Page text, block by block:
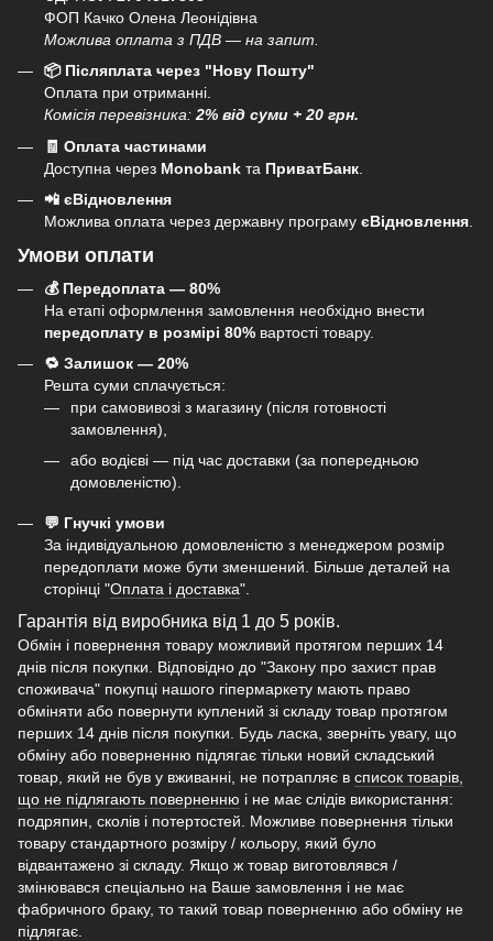
ФОП Качко Олена Леонідівна
Можлива оплата з ПДВ — на запит.
📦 Післяплата через "Нову Пошту"
Оплата при отриманні.
Комісія перевізника:2% від суми + 20 грн.
🧾 Оплата частинами
Доступна через Monobank та ПриватБанк
📲 єВідновлення
Можлива оплата через державну програму єВідновлення
Умови оплати
💰 Передоплата — 80%
На етапі оформлення замовлення необхідно внести
передоплату в розмірі 80% вартості товару.
🔁 Залишок — 20%
Решта суми сплачується:
при самовивозі з магазину (після готовності
замовлення),
або водієві — під час доставки (за попередньою
домовленістю).
💬 Гнучкі умови
За індивідуальною домовленістю з менеджером розмір
передоплати може бути зменшений. Більше деталей на
сторінці "Оплата і доставка".
Гарантія від виробника від 1 до 5 років.
Обмін і повернення товару можливий протягом перших 14
днів після покупки. Відповідно до "Закону про захист прав
споживача" покупці нашого гіпермаркету мають право
обміняти або повернути куплений зі складу товар протягом
перших 14 днів після покупки. Будь ласка, зверніть увагу, що
обміну або поверненню підлягає тільки новий складський
товар, який не був у вживанні, не потрапляє в список товарів,
що не підлягають поверненню і не має слідів використання:
подряпин, сколів і потертостей. Можливе повернення тільки
товару стандартного розміру / кольору, який було
відвантажено зі складу. Якщо ж товар виготовлявся /
змінювався спеціально на Ваше замовлення і не має
фабричного браку, то такий товар поверненню або обміну не
підлягає.